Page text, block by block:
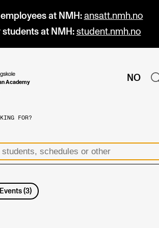
at NMH: ansatt.nmh.no
students at NMH: student.nmh.no
Academy
NO
and Courses
FOR?
Events (3)